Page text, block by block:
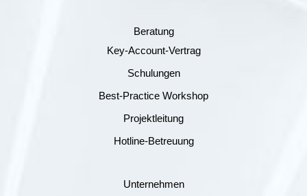
Beratung
Key-Account-Vertrag
Schulungen
Best-Practice Workshop
Projektleitung
Hotline-Betreuung
Unternehmen